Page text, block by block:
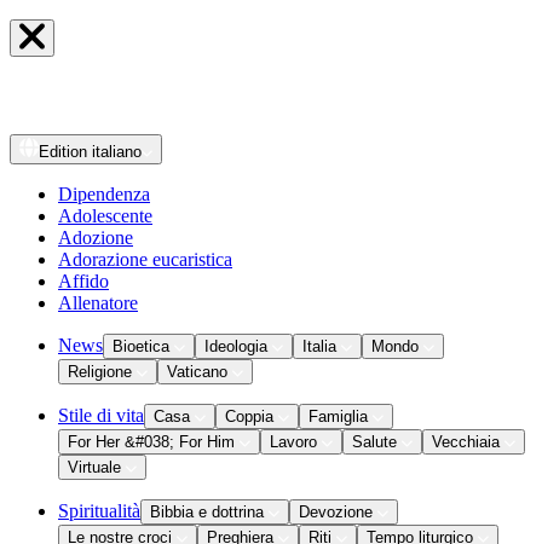
Edition italiano
Dipendenza
Adolescente
Adozione
Adorazione eucaristica
Affido
Allenatore
News Bioetica Ideologia Italia
Mondo
Religione
Vaticano
Stile di vita Casa Coppia
Famiglia
For Her &#038; For Him
Lavoro Salute
Vecchiaia
Virtuale
Spiritualità Bibbia e dottrina
Devozione
Le nostre croci
Preghiera Riti
Tempo liturgico